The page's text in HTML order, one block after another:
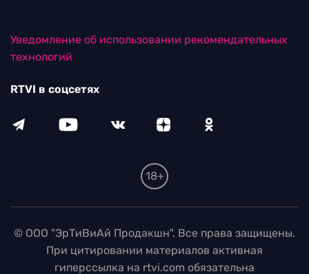
Уведомление об использовании рекомендательных
технологий
RTVI в соцсетях
18+
© ООО "ЭрТиВиАй Продакшн". Все права защищены.
При цитировании материалов активная
гиперссылка на rtvi.com обязательна